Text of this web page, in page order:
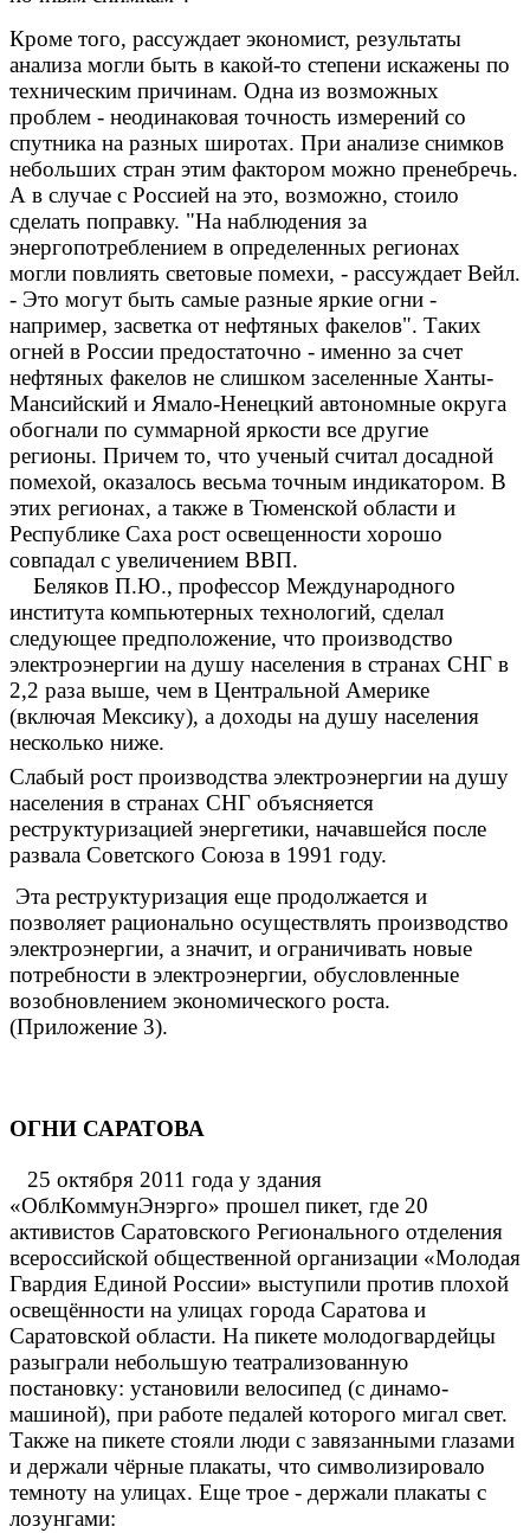
Кроме того, рассуждает экономист, результаты
анализа могли быть в какой-то степени искажены по
техническим причинам. Одна из возможных
проблем - неодинаковая точность измерений со
спутника на разных широтах. При анализе снимков
небольших стран этим фактором можно пренебречь.
А в случае с Россией на это, возможно, стоило
сделать поправку. "На наблюдения за
энергопотреблением в определенных регионах
могли повлиять световые помехи, - рассуждает Вейл.
- Это могут быть самые разные яркие огни -
например, засветка от нефтяных факелов". Таких
огней в России предостаточно - именно за счет
нефтяных факелов не слишком заселенные Ханты-
Мансийский и Ямало-Ненецкий автономные округа
обогнали по суммарной яркости все другие
регионы. Причем то, что ученый считал досадной
помехой, оказалось весьма точным индикатором. В
этих регионах, а также в Тюменской области и
Республике Саха рост освещенности хорошо
совпадал с увеличением ВВП.
Беляков П.Ю., профессор Международного
института компьютерных технологий, сделал
следующее предположение, что производство
электроэнергии на душу населения в странах СНГ в
2,2 раза выше, чем в Центральной Америке
(включая Мексику), а доходы на душу населения
несколько ниже.
Слабый рост производства электроэнергии на душу
населения в странах СНГ объясняется
реструктуризацией энергетики, начавшейся после
развала Советского Союза в 1991 году.
Эта реструктуризация еще продолжается и
позволяет рационально осуществлять производство
электроэнергии, а значит, и ограничивать новые
потребности в электроэнергии, обусловленные
возобновлением экономического роста.
(Приложение 3).
ОГНИ САРАТОВА
25 октября 2011 года у здания
«ОблКоммунЭнэрго» прошел пикет, где 20
активистов Саратовского Регионального отделения
всероссийской общественной организации «Молодая
Гвардия Единой России» выступили против плохой
освещённости на улицах города Саратова и
Саратовской области. На пикете молодогвардейцы
разыграли небольшую театрализованную
постановку: установили велосипед (с динамо-
машиной), при работе педалей которого мигал свет.
Также на пикете стояли люди с завязанными глазами
и держали чёрные плакаты, что символизировало
темноту на улицах. Еще трое - держали плакаты с
лозунгами: